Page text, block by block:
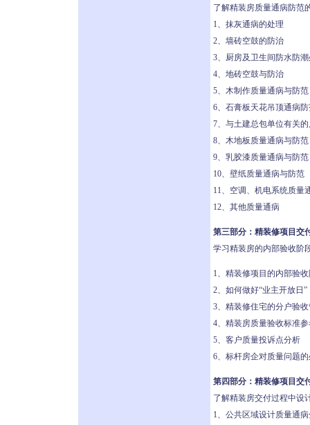
了解精装房质量通病防范
1、抹灰通病的处理
2、墙砖空鼓的防治
3、厨房及卫生间防水防
4、地砖空鼓与防治
5、木制作质量通病与防范
6、石膏板天花吊顶通病
7、与土建总包单位有关
8、木地板质量通病与防范
9、乳胶漆质量通病与防范
10、壁纸质量通病与防范
11、空调、机电系统质量
12、其他质量通病
第三部分：精装修项目交
学习精装房的内部验收阶
1、精装修项目的内部验
2、如何做好“业主开放日”
3、精装修住宅的分户验
4、精装房质量验收标准
5、客户质量投诉点分析
6、标杆房企对质量问题
第四部分：精装修项目交
了解精装房交付过程中设
1、公共区域设计质量通